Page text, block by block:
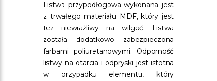
Listwa przypodłogowa wykonana jest
z trwałego materiału MDF, który jest
też niewrażliwy na wilgoć. Listwa
została dodatkowo zabezpieczona
farbami poliuretanowymi. Odporność
listwy na otarcia i odpryski jest istotna
w przypadku elementu, który